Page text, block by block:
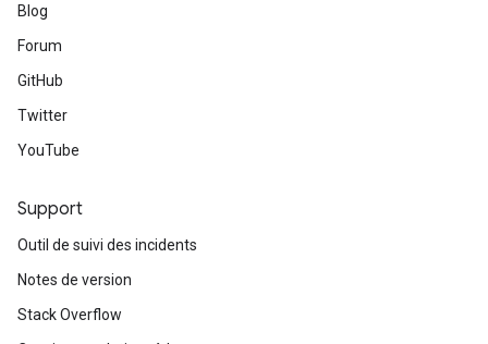
Blog
Forum
GitHub
Twitter
YouTube
Support
Outil de suivi des incidents
Notes de version
Stack Overflow